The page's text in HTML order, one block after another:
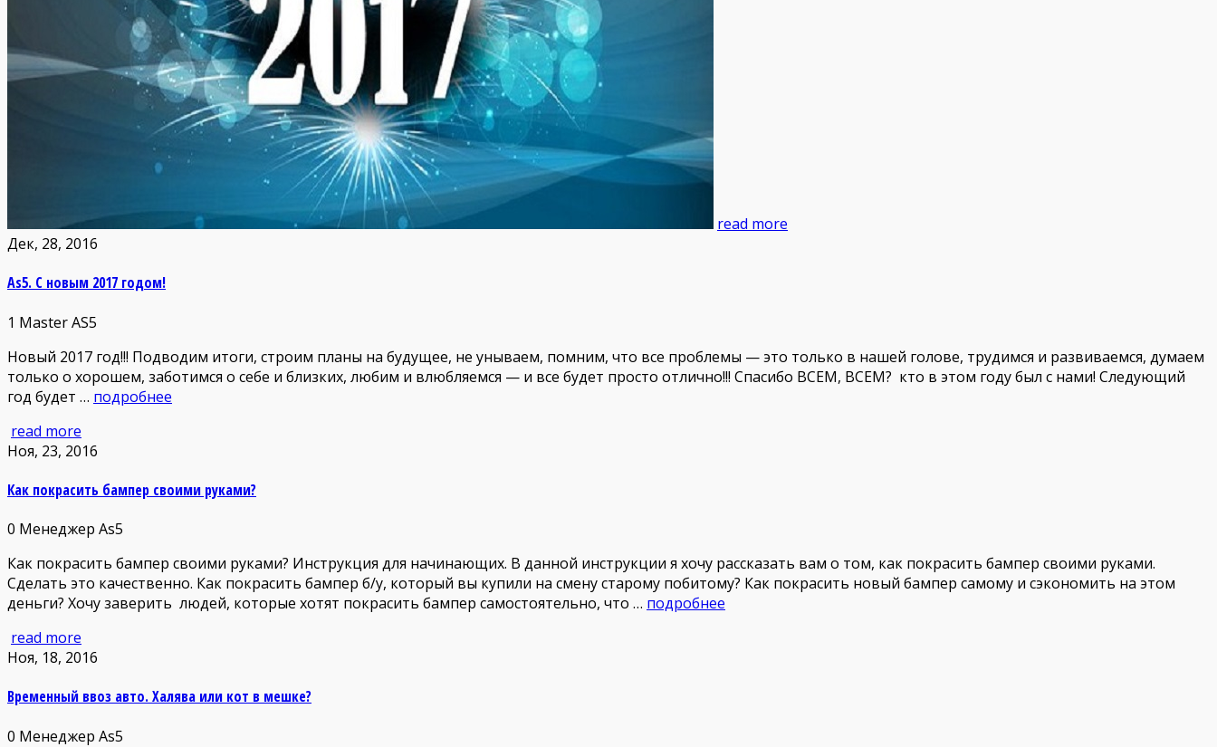
read more
Дек, 28, 2016
As5. С новым 2017 годом!
1 Master AS5
Новый 2017 год!!! Подводим итоги, строим планы на будущее, не унываем, помним, что все проблемы — это только в нашей голове, трудимся и развиваемся, думаем
только о хорошем, заботимся о себе и близких, любим и влюбляемся — и все будет просто отлично!!! Спасибо ВСЕМ, ВСЕМ? кто в этом году был с нами! Следующий
год будет … подробнее
read more
Ноя, 23, 2016
Как покрасить бампер своими руками?
0 Менеджер As5
Как покрасить бампер своими руками? Инструкция для начинающих. В данной инструкции я хочу рассказать вам о том, как покрасить бампер своими руками.
Сделать это качественно. Как покрасить бампер б/у, который вы купили на смену старому побитому? Как покрасить новый бампер самому и сэкономить на этом
деньги? Хочу заверить людей, которые хотят покрасить бампер самостоятельно, что … подробнее
read more
Ноя, 18, 2016
Временный ввоз авто. Халява или кот в мешке?
0 Менеджер As5